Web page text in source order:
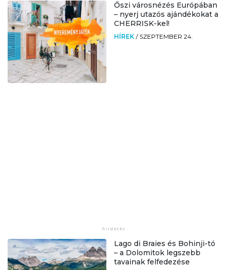
Őszi városnézés Európában
– nyerj utazós ajándékokat a
CHERRISK-kel!
HÍREK / SZEPTEMBER 24.
Lago di Braies és Bohinji-tó
– a Dolomitok legszebb
tavainak felfedezése